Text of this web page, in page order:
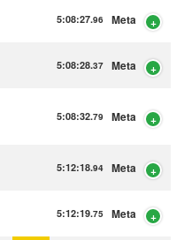
5:08:27.96 Meta
5:08:28.37 Meta
5:08:32.79 Meta
5:12:18.94 Meta
5:12:19.75 Meta